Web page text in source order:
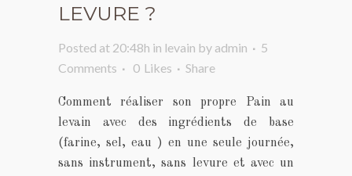
LEVURE ?
Posted at 20:48h in levain by admin
5
Comments
0 Likes Share
Comment réaliser son propre Pain au
levain avec des ingrédients de base
(farine, sel, eau ) en une seule journée,
sans instrument, sans levure et avec un